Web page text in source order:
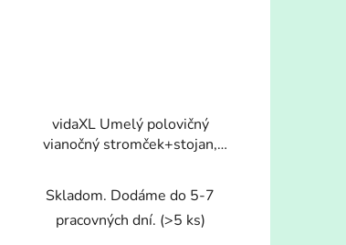
vidaXL Umelý polovičný
vianočný stromček+stojan,
Skladom. Dodáme do 5-7
pracovných dní. (>5 ks)